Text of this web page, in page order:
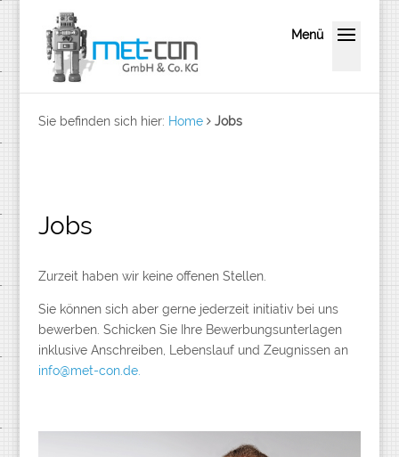
Sie befinden sich hier: Home Jobs
Jobs
Zurzeit haben wir keine offenen Stellen.
Sie können sich aber gerne jederzeit initiativ bei uns
bewerben. Schicken Sie Ihre Bewerbungsunterlagen
inklusive Anschreiben, Lebenslauf und Zeugnissen an
info@met-con.de.